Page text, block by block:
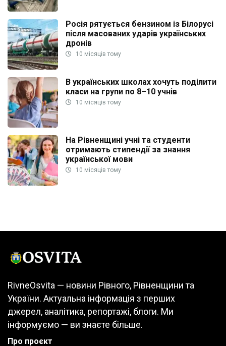
Росія рятується бензином із Білорусі
після масованих ударів українських
дронів
10 місяців тому
В українських школах хочуть поділити
класи на групи по 8–10 учнів
10 місяців тому
На Рівненщині учні та студенти
отримають стипендії за знання
української мови
10 місяців тому
RivneOsvita — новини Рівного, Рівненщини та
України. Актуальна інформація з перших
джерел, аналітика, репортажі, блоги. Ми
інформуємо — ви знаєте більше.
Про проєкт